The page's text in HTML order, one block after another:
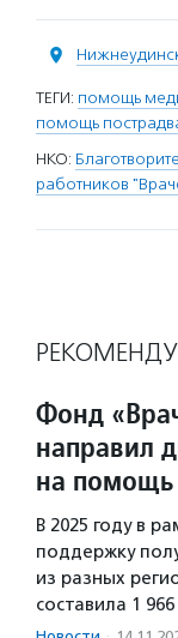
ТЕГИ: помощь
помощь
НКО:
работников
Фонд
направил
на
В 2025 году в
поддержку
из разных
составила 1